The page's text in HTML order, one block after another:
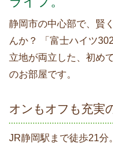
静岡市の中心部で、賢
んか？ 「富士ハイツ
立地が両立した、初め
のお部屋です。
オンもオフも充実
JR静岡駅まで徒歩21分